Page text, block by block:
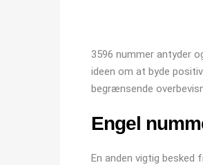
3596 nummer antyder
ideen om at byde
begrænsende
Engel
En anden vigtig besked